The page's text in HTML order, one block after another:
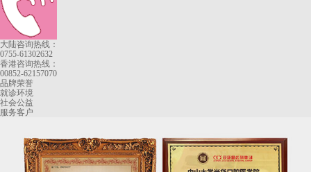
大陆咨询热线：
0755-61302632
香港咨询热线：
00852-62157070
品牌荣誉
就诊环境
社会公益
服务客户